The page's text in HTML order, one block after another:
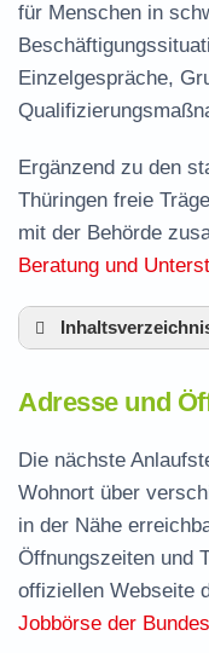
für Menschen in
Einzelgespräche,
Ergänzend zu den
Thüringen freie
mit der Behörde
Beratung und
Leistungen
Termin
Adresse und
Die nächste
Wohnort über
in der Nähe
Öffnungszeiten und
offiziellen Webseite
Jobbörse der